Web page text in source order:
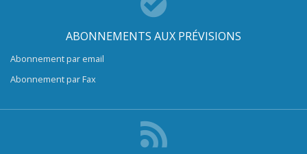
ABONNEMENTS AUX PRÉVISIONS
Abonnement par email
Abonnement par Fax